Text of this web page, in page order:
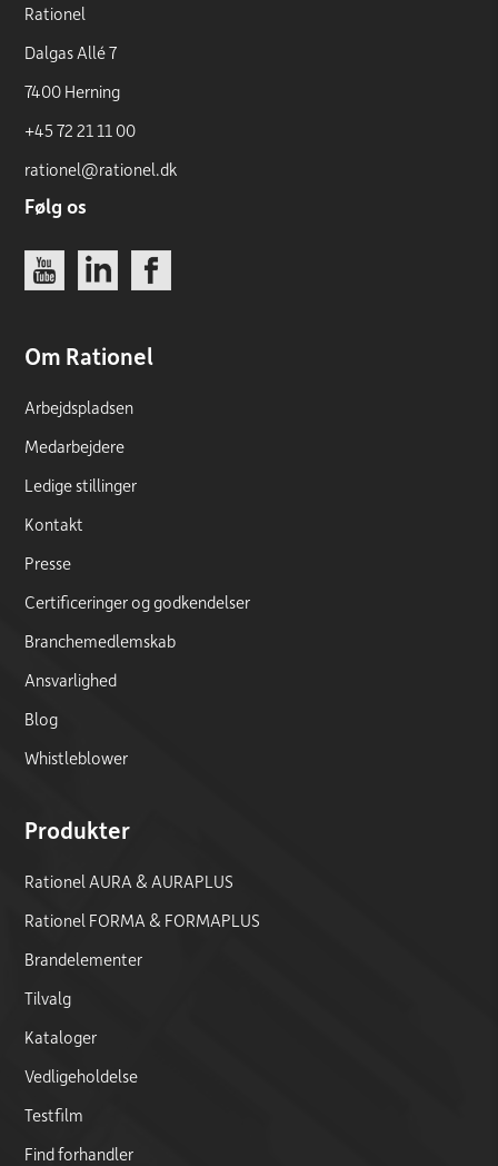
Rationel
Dalgas Allé 7
7400 Herning
+45 72 21 11 00
rationel@rationel.dk
Følg os
Link Link
Om Rationel
Arbejdspladsen
Medarbejdere
Ledige stillinger
Kontakt
Presse
Certificeringer og godkendelser
Branchemedlemskab
Ansvarlighed
Blog
Whistleblower
Produkter
Rationel AURA & AURAPLUS
Rationel FORMA & FORMAPLUS
Brandelementer
Tilvalg
Kataloger
Vedligeholdelse
Testfilm
Find forhandler